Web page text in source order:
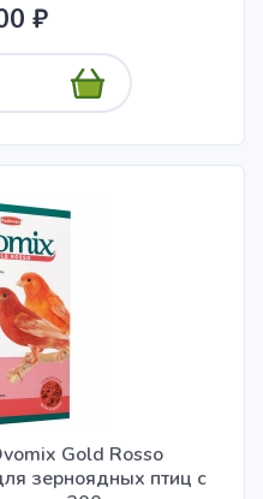
₽
Gold Rosso
зерноядных птиц с